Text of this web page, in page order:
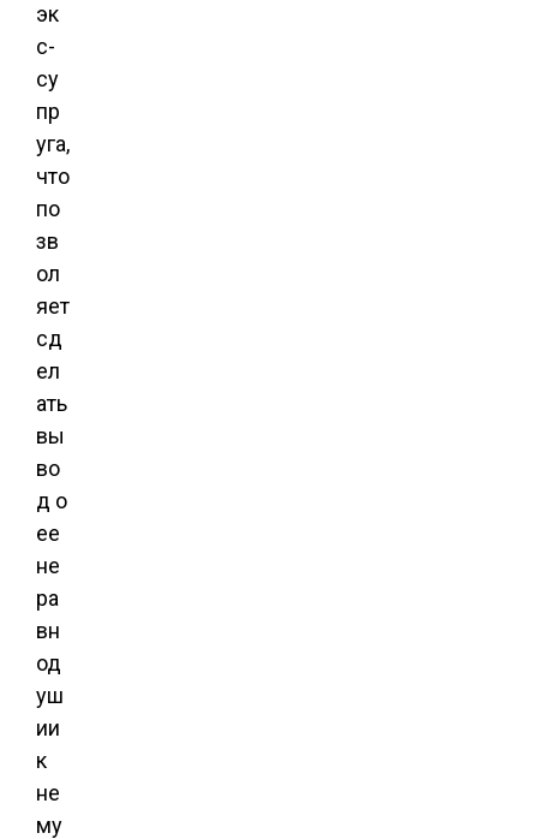
эк
с-
су
пр
уга,
что
по
зв
ол
яет
сд
ел
ать
вы
во
д о
ее
не
ра
вн
од
уш
ии
к
не
му